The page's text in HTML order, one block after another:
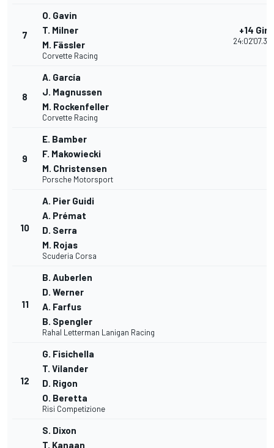
7
O. Gavin
T. Milner
M. Fässler
Corvette Racing
+14 Giri
8
A. García
J. Magnussen
M. Rockenfeller
Corvette Racing
9
E. Bamber
F. Makowiecki
M. Christensen
Porsche Motorsport
10
A. Pier Guidi
A. Prémat
D. Serra
M. Rojas
Scuderia Corsa
11
B. Auberlen
D. Werner
A. Farfus
B. Spengler
Rahal Letterman Lanigan Racing
12
G. Fisichella
T. Vilander
D. Rigon
O. Beretta
Risi Competizione
S. Dixon
T. Kanaan